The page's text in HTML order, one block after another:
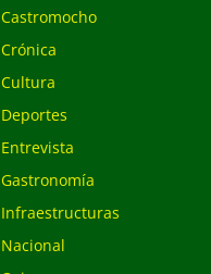
Castromocho
Crónica
Cultura
Deportes
Entrevista
Gastronomía
Infraestructuras
Nacional